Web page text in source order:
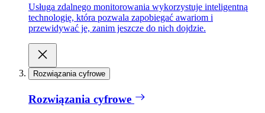
Usługa zdalnego monitorowania wykorzystuje inteligentną
technologię, która pozwala zapobiegać awariom i
przewidywać je, zanim jeszcze do nich dojdzie.
Rozwiązania cyfrowe
Rozwiązania cyfrowe